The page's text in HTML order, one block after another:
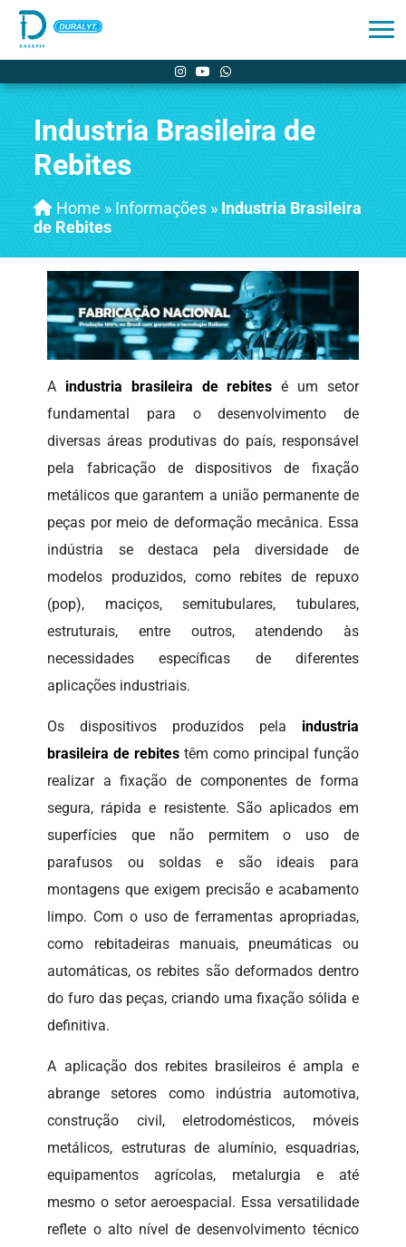
Industria Brasileira de
Rebites
Home » Informações » Industria Brasileira
de Rebites
A industria brasileira de rebites é um setor
fundamental para o desenvolvimento de
diversas áreas produtivas do país, responsável
pela fabricação de dispositivos de fixação
metálicos que garantem a união permanente de
peças por meio de deformação mecânica. Essa
indústria se destaca pela diversidade de
modelos produzidos, como rebites de repuxo
(pop), maciços, semitubulares, tubulares,
estruturais, entre outros, atendendo às
necessidades específicas de diferentes
aplicações industriais.
Os dispositivos produzidos pela industria
brasileira de rebites têm como principal função
realizar a fixação de componentes de forma
segura, rápida e resistente. São aplicados em
superfícies que não permitem o uso de
parafusos ou soldas e são ideais para
montagens que exigem precisão e acabamento
limpo. Com o uso de ferramentas apropriadas,
como rebitadeiras manuais, pneumáticas ou
automáticas, os rebites são deformados dentro
do furo das peças, criando uma fixação sólida e
definitiva.
A aplicação dos rebites brasileiros é ampla e
abrange setores como indústria automotiva,
construção civil, eletrodomésticos, móveis
metálicos, estruturas de alumínio, esquadrias,
equipamentos agrícolas, metalurgia e até
mesmo o setor aeroespacial. Essa versatilidade
reflete o alto nível de desenvolvimento técnico